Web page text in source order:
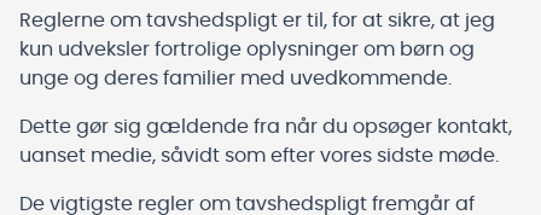
Reglerne om tavshedspligt er til, for at sikre, at jeg
kun udveksler fortrolige oplysninger om børn og
unge og deres familier med uvedkommende.
Dette gør sig gældende fra når du opsøger kontakt,
uanset medie, såvidt som efter vores sidste møde.
De vigtigste regler om tavshedspligt fremgår af